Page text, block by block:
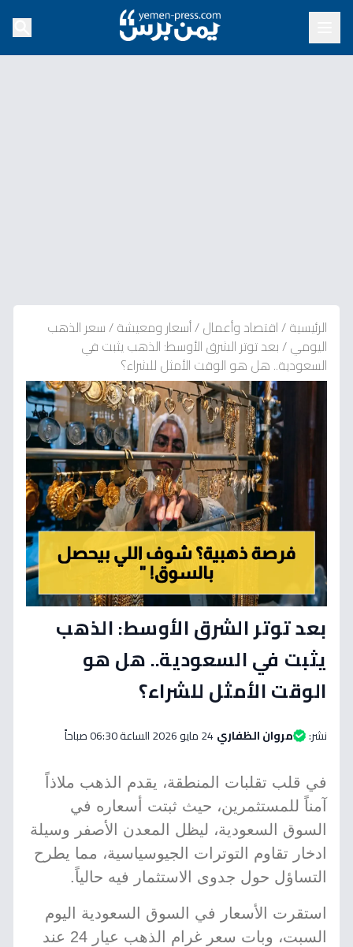
الرئيسية/اقتصاد وأعمال/أسعار ومعيشة/سعر الذهب
اليومي/بعد توتر الشرق الأوسط: الذهب يثبت في
السعودية.. هل هو الوقت الأمثل للشراء؟
بعد توتر الشرق الأوسط: الذهب
يثبت في السعودية.. هل هو
الوقت الأمثل للشراء؟
نشر: مروان الظفاري24 مايو 2026 الساعة 06:30 صباحاً
في قلب تقلبات المنطقة، يقدم الذهب ملاذاً
آمناً للمستثمرين، حيث ثبتت أسعاره في
السوق السعودية، ليظل المعدن الأصفر وسيلة
ادخار تقاوم التوترات الجيوسياسية، مما يطرح
التساؤل حول جدوى الاستثمار فيه حالياً.
استقرت الأسعار في السوق السعودية اليوم
السبت، وبات سعر غرام الذهب عيار 24 عند